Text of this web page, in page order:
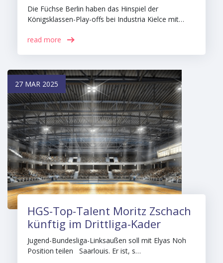
Die Füchse Berlin haben das Hinspiel der
Königsklassen-Play-offs bei Industria Kielce mit…
read more
27 MAR 2025
HGS-Top-Talent Moritz Zschach
künftig im Drittliga-Kader
Jugend-Bundesliga-Linksaußen soll mit Elyas Noh
Position teilen Saarlouis. Er ist, s…